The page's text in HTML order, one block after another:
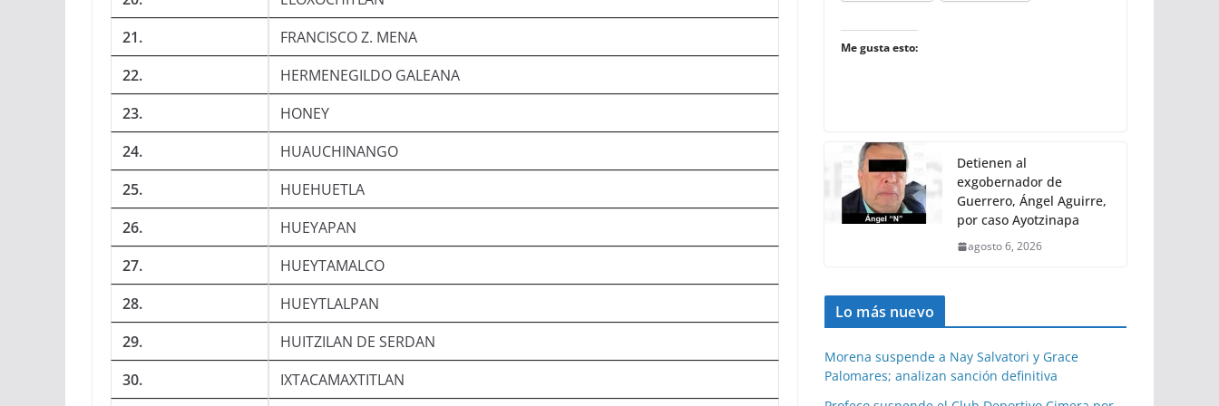
21.
FRANCISCO Z. MENA
22.
HERMENEGILDO GALEANA
23.
HONEY
24.
HUAUCHINANGO
25.
HUEHUETLA
26.
HUEYAPAN
27.
HUEYTAMALCO
28.
HUEYTLALPAN
29.
HUITZILAN DE SERDAN
30.
IXTACAMAXTITLAN
Me gusta esto:
Detienen al
exgobernador de
Guerrero, Ángel Aguirre,
por caso Ayotzinapa
agosto 6, 2026
Lo más nuevo
Morena suspende a Nay Salvatori y Grace
Palomares; analizan sanción definitiva